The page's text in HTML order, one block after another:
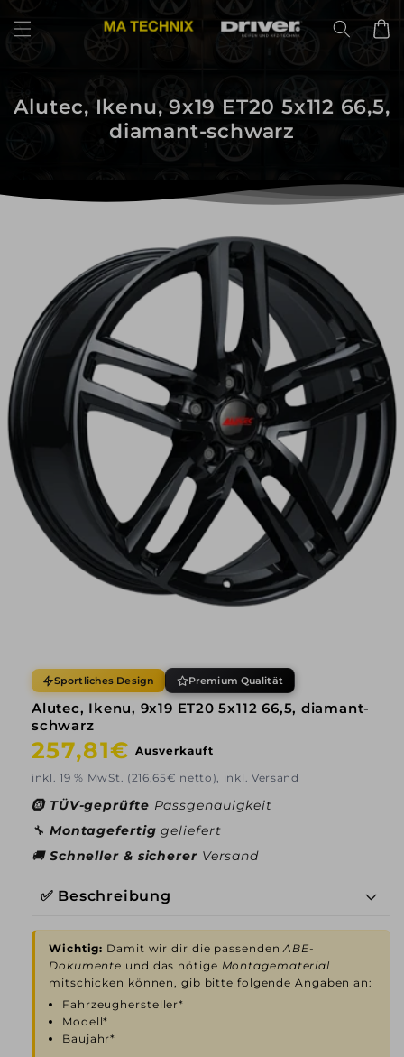
zum
Inhalt
Alutec, Ikenu, 9x19 ET20 5x112 66,5,
diamant-schwarz
Sportliches Design Premium Qualität
Alutec, Ikenu, 9x19 ET20 5x112 66,5, diamant-
schwarz
Normaler
Preis
257,81€ Ausverkauft
inkl. 19 % MwSt. (216,65€ netto), inkl. Versand
🛞 TÜV-geprüfte Passgenauigkeit
🔧 Montagefertiggeliefert
🚚 Schneller & sicherer Versand
✅ Beschreibung
Wichtig: Damit wir dir die passendenABE-
Dokumente und das nötige Montagematerial
mitschicken können, gib bitte folgende Angaben an:
Fahrzeughersteller*
Modell*
Baujahr*